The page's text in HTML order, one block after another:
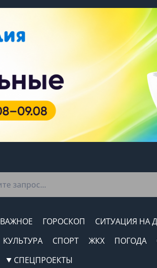
ВАЖНОЕ ГОРОСКОП СИТУАЦИЯ НА
КУЛЬТУРА СПОРТ ЖКХ ПОГОДА
СПЕЦПРОЕКТЫ